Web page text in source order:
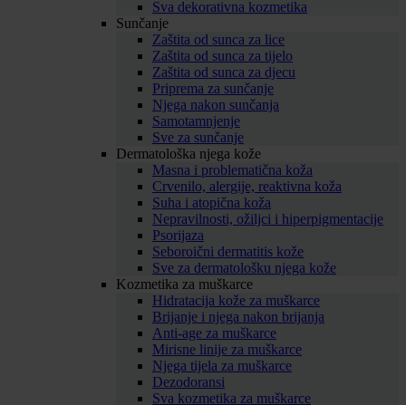
Sva dekorativna kozmetika
Sunčanje
Zaštita od sunca za lice
Zaštita od sunca za tijelo
Zaštita od sunca za djecu
Priprema za sunčanje
Njega nakon sunčanja
Samotamnjenje
Sve za sunčanje
Dermatološka njega kože
Masna i problematična koža
Crvenilo, alergije, reaktivna koža
Suha i atopična koža
Nepravilnosti, ožiljci i hiperpigmentacije
Psorijaza
Seboroični dermatitis kože
Sve za dermatološku njega kože
Kozmetika za muškarce
Hidratacija kože za muškarce
Brijanje i njega nakon brijanja
Anti-age za muškarce
Mirisne linije za muškarce
Njega tijela za muškarce
Dezodoransi
Sva kozmetika za muškarce